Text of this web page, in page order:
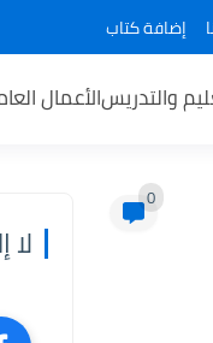
إضافة كتاب
والتدريسالأعمال
0